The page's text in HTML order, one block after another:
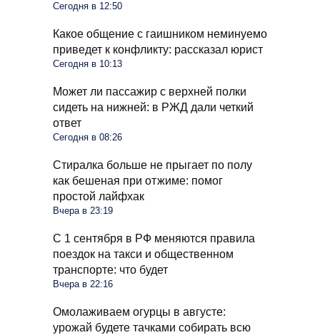
Сегодня в 12:50
Какое общение с гаишником неминуемо
приведет к конфликту: рассказал юрист
Сегодня в 10:13
Может ли пассажир с верхней полки
сидеть на нижней: в РЖД дали четкий
ответ
Сегодня в 08:26
Стиралка больше не прыгает по полу
как бешеная при отжиме: помог
простой лайфхак
Вчера в 23:19
С 1 сентября в РФ меняются правила
поездок на такси и общественном
транспорте: что будет
Вчера в 22:16
Омолаживаем огурцы в августе:
урожай будете тачками собирать всю